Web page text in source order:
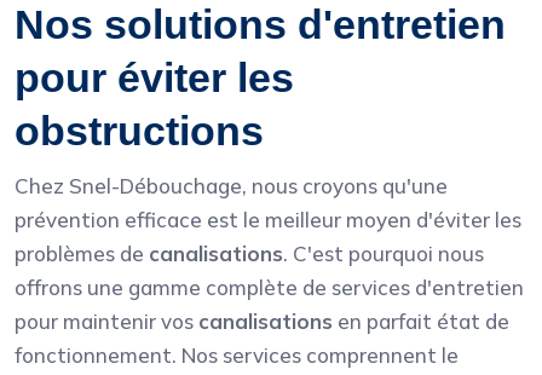
Nos solutions d'entretien
pour éviter les
obstructions
Chez Snel-Débouchage, nous croyons qu'une
prévention efficace est le meilleur moyen d'éviter les
problèmes de canalisations. C'est pourquoi nous
offrons une gamme complète de services d'entretien
pour maintenir vos canalisations en parfait état de
fonctionnement. Nos services comprennent le